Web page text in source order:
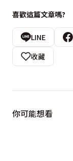
喜歡這篇文章嗎?
LINE
收藏
你可能想看